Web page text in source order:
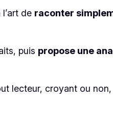
de raconter
puis propose une
lecteur, croyant ou